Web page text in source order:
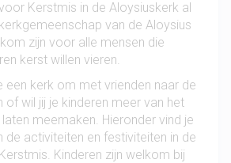
Kerstmis in de Aloysiuskerk al
van de Aloysius
zijn voor alle mensen die
kerst willen vieren.
een kerk om met vrienden naar de
of wil jij je kinderen meer van het
meemaken. Hieronder vind je
de activiteiten en festiviteiten in de
Kinderen zijn welkom bij